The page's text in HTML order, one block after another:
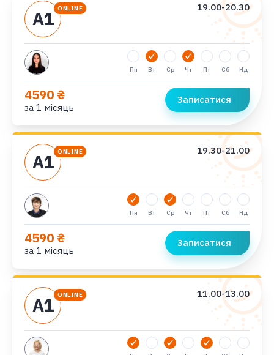
ONLINE
А1
19.00-20.30
Пн Вт Ср Чт Пт Сб Нд
4590 ₴
за 1 місяць
Записатися
ONLINE
А1
19.30-21.00
Пн Вт Ср Чт Пт Сб Нд
4590 ₴
за 1 місяць
Записатися
ONLINE
А1
11.00-13.00